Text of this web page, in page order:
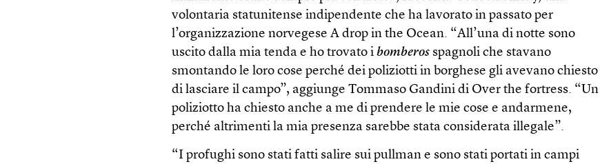
volontaria statunitense indipendente che ha lavorato in passato per
l’organizzazione norvegese A drop in the Ocean. “All’una di notte sono
uscito dalla mia tenda e ho trovato ibomberos spagnoli che stavano
smontando le loro cose perché dei poliziotti in borghese gli avevano chiesto
di lasciare il campo”, aggiunge Tommaso Gandini di Over the fortress. “Un
poliziotto ha chiesto anche a me di prendere le mie cose e andarmene,
perché altrimenti la mia presenza sarebbe stata considerata illegale”.
“I profughi sono stati fatti salire sui pullman e sono stati portati in campi